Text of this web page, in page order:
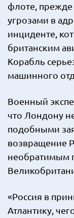
флоте, прежде
угрозами в
инциденте,
британским
Корабль
машинного
Военный
что Лондону
подобными
возвращение
необратимым
«Россия в
Атлантику,